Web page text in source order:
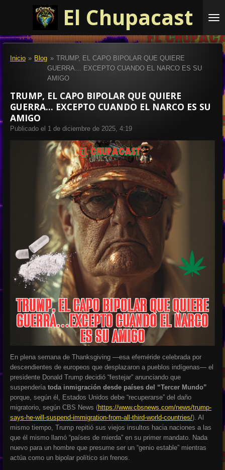
principal
El Chupacast
Inicio » Blog » TRUMP, EL CAPO BIPOLAR QUE QUIERE
GUERRA… EXCEPTO CUANDO EL NARCO ES SU
AMIGO
TRUMP, EL CAPO BIPOLAR QUE QUIERE
GUERRA… EXCEPTO CUANDO EL NARCO ES SU
AMIGO
Publicado el 1 de diciembre de 2025, 4:19
En plena semana de Thanksgiving —esa efeméride celebrada por
descendientes de europeos que desplazaron a pueblos indígenas— el
presidente Donald Trump decidió “festejar” anunciando que
suspendería toda inmigración desde países del “Tercer Mundo”
porque, según él, Estados Unidos debe “recuperarse” del daño
migratorio, según CBS News (https://www.cbsnews.com/news/trump-
says-he-will-suspend-immigration-from-all-third-world-countries/). Al
mismo tiempo, Trump repitió sus viejos insultos hacia naciones a las
que él mismo llamó “países de mierda” en su primer mandato. Nada
nuevo para un hombre que presume ser un “genio estable” mientras
actúa como un bipolar político sin frenos.